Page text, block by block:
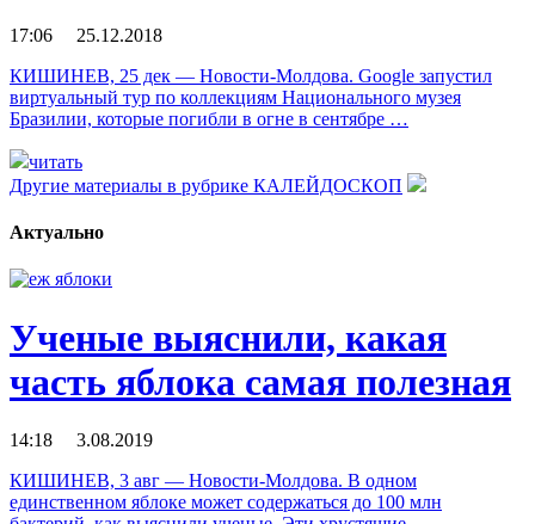
17:06 25.12.2018
КИШИНЕВ, 25 дек — Новости-Молдова. Google запустил
виртуальный тур по коллекциям Национального музея
Бразилии, которые погибли в огне в сентябре …
читать
Другие материалы в рубрике КАЛЕЙДОСКОП
Актуально
Ученые выяснили, какая
часть яблока самая полезная
14:18 3.08.2019
КИШИНЕВ, 3 авг — Новости-Молдова. В одном
единственном яблоке может содержаться до 100 млн